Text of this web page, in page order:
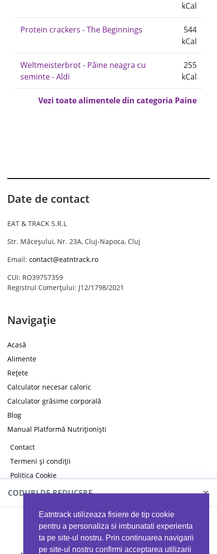
Eatntrack utilizeaza fisiere de tip cookie
pentru a personaliza si imbunatati experienta
ta pe site-ul nostru. Prin continuarea navigarii
pe site-ul nostru confirmi acceptarea utilizarii
kCal
Protein crackers - The Beginnings
544
kCal
Weltmeisterbrot - Pâine neagra cu
seminte - Aldi
255
kCal
Vezi toate alimentele din categoria Paine
Date de contact
EAT & TRACK S.R.L
Str. Măceșului, Nr. 23A, Cluj-Napoca, Cluj
Email: contact@eatntrack.ro
CUI: RO39757359
Registrul Comerțului: J12/1798/2021
Navigație
Acasă
Alimente
Rețete
Calculator necesar caloric
Calculator grăsime corporală
Blog
Manual Platformă Nutriționiști
Contact
Termeni și condiții
Politica Cookie
Politica de confidențialitate
CODURI DE REDUCERE ×
MYPROTEIN